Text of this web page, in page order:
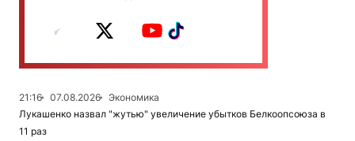
21:16 07.08.2026
Экономика
Лукашенко назвал "жутью" увеличение убытков Белкоопсоюза в
11 раз